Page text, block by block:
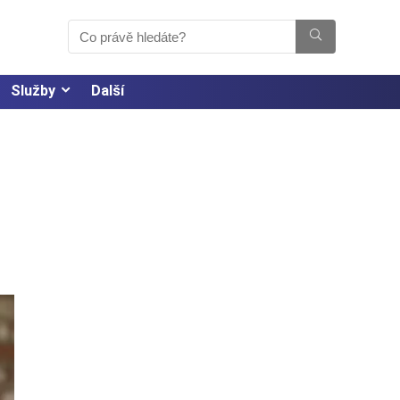
Služby Další